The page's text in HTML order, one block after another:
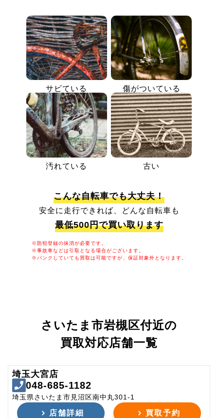
サビている 傷がついている
汚れている 古い
こんな自転車でも大丈夫！
安全に走行できれば、どんな自転車も
最低500円で買い取ります
※防犯登録の抹消が必要です。
※事故車などは引取となる場合がございます。
※パンクしていても買取は可能ですが、保証対象外となります。
さいたま市岩槻区付近の
買取対応店舗一覧
埼玉大宮店
048-685-1182
埼玉県さいたま市見沼区南中丸301-1
店舗詳細 買取予約